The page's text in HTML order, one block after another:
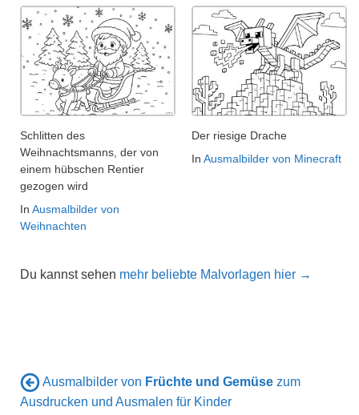
Schlitten des
Weihnachtsmanns, der von
einem hübschen Rentier
gezogen wird
In Ausmalbilder von
Weihnachten
Der riesige Drache
In Ausmalbilder von Minecraft
Du kannst sehen mehr beliebte Malvorlagen hier →
Ausmalbilder von Früchte und Gemüse zum
Ausdrucken und Ausmalen für Kinder